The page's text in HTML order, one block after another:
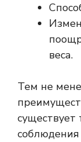
веса.
Тем не